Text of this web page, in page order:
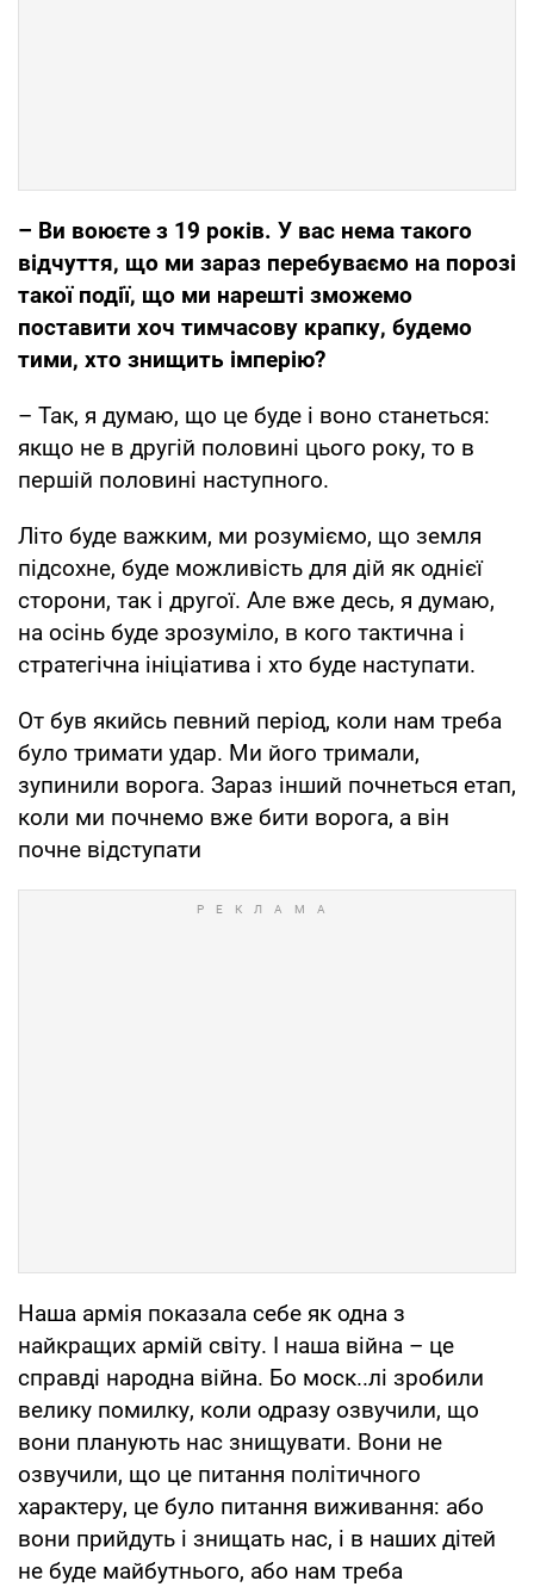
– Ви воюєте з 19 років. У вас нема такого
відчуття, що ми зараз перебуваємо на порозі
такої події, що ми нарешті зможемо
поставити хоч тимчасову крапку, будемо
тими, хто знищить імперію?
– Так, я думаю, що це буде і воно станеться:
якщо не в другій половині цього року, то в
першій половині наступного.
Літо буде важким, ми розуміємо, що земля
підсохне, буде можливість для дій як однієї
сторони, так і другої. Але вже десь, я думаю,
на осінь буде зрозуміло, в кого тактична і
стратегічна ініціатива і хто буде наступати.
От був якийсь певний період, коли нам треба
було тримати удар. Ми його тримали,
зупинили ворога. Зараз інший почнеться етап,
коли ми почнемо вже бити ворога, а він
почне відступати
Наша армія показала себе як одна з
найкращих армій світу. І наша війна – це
справді народна війна. Бо моск..лі зробили
велику помилку, коли одразу озвучили, що
вони планують нас знищувати. Вони не
озвучили, що це питання політичного
характеру, це було питання виживання: або
вони прийдуть і знищать нас, і в наших дітей
не буде майбутнього, або нам треба